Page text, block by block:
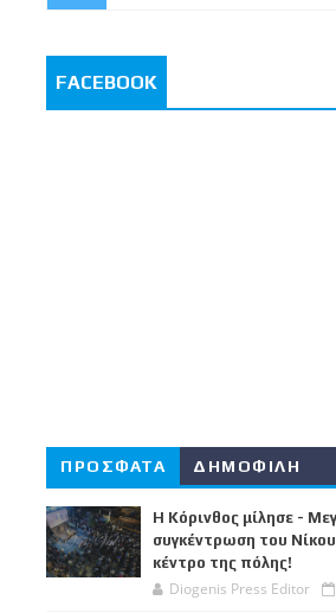
FACEBOOK
ΠΡΟΣΦΑΤΑ ΔΗΜΟΦΙΛΗ
Η Κόρινθος μίλησε -
συγκέντρωση του
κέντρο της πόλης!
Diogenis Press Editor